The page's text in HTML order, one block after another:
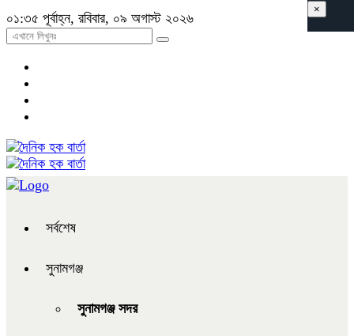
০১:৩৫ পূর্বাহ্ন, রবিবার, ০৯ অগাস্ট ২০২৬
সর্বশেষ
সুনামগঞ্জ
সুনামগঞ্জ সদর
×